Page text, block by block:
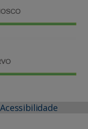
Acessibilidade